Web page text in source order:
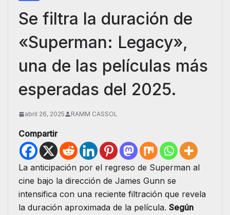
Se filtra la duración de
«Superman: Legacy»,
una de las películas más
esperadas del 2025.
abril 26, 2025 RAMM CASSOL
Compartir
La anticipación por el regreso de Superman al
cine bajo la dirección de James Gunn se
intensifica con una reciente filtración que revela
la duración aproximada de la película. Según